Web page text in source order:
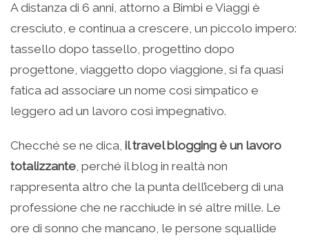
A distanza di 6 anni, attorno a Bimbi e Viaggi è
cresciuto, e continua a crescere, un piccolo impero:
tassello dopo tassello, progettino dopo
progettone, viaggetto dopo viaggione, si fa quasi
fatica ad associare un nome così simpatico e
leggero ad un lavoro così impegnativo.
Checché se ne dica, il travel blogging è un lavoro
totalizzante, perché il blog in realtà non
rappresenta altro che la punta dell’iceberg di una
professione che ne racchiude in sé altre mille. Le
ore di sonno che mancano, le persone squallide